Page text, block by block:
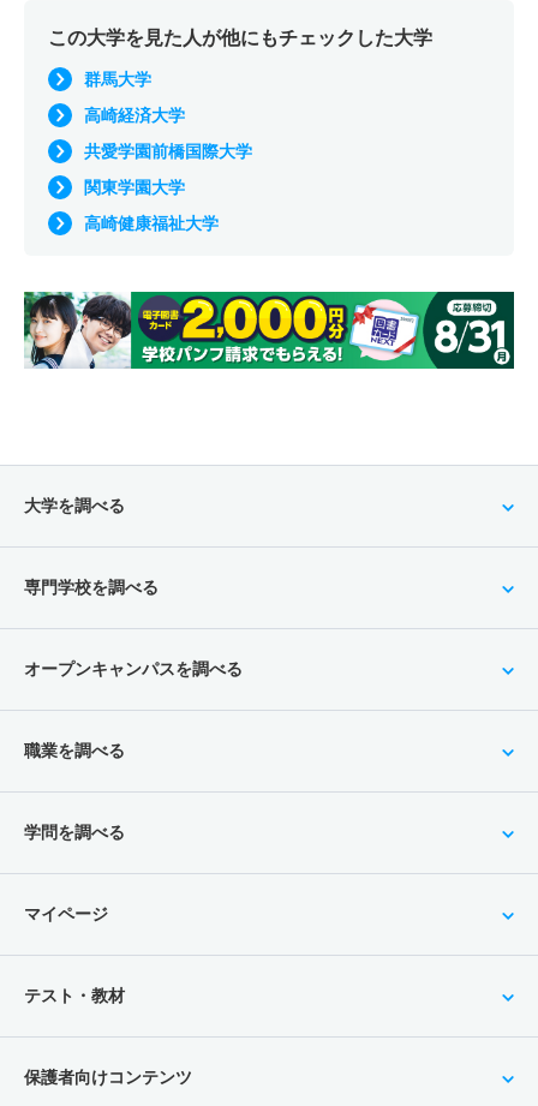
この大学を見た人が他にもチェックした大学
群馬大学
高崎経済大学
共愛学園前橋国際大学
関東学園大学
高崎健康福祉大学
大学を調べる
専門学校を調べる
オープンキャンパスを調べる
職業を調べる
学問を調べる
マイページ
テスト・教材
保護者向けコンテンツ